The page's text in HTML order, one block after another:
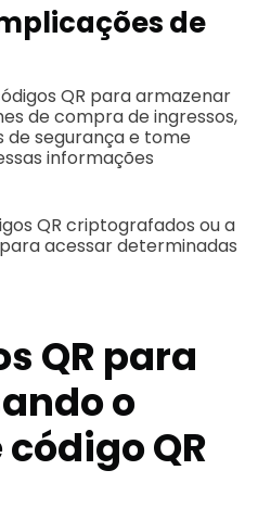
de
QR para armazenar
de compra de ingressos,
de segurança e tome
informações
QR criptografados ou a
acessar determinadas
QR para
o
QR